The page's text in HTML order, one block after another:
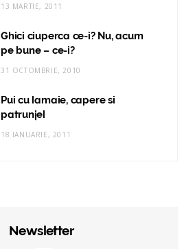
13 MARTIE, 2011
Ghici ciuperca ce-i? Nu, acum
pe bune – ce-i?
31 OCTOMBRIE, 2010
Pui cu lamaie, capere si
patrunjel
18 IANUARIE, 2011
Newsletter